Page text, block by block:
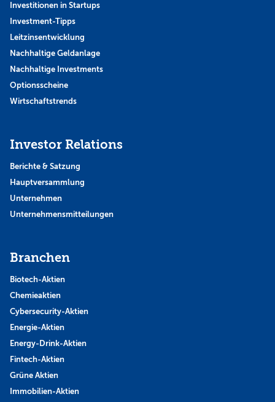
Investitionen in Startups
Investment-Tipps
Leitzinsentwicklung
Nachhaltige Geldanlage
Nachhaltige Investments
Optionsscheine
Wirtschaftstrends
Investor Relations
Berichte & Satzung
Hauptversammlung
Unternehmen
Unternehmensmitteilungen
Branchen
Biotech-Aktien
Chemieaktien
Cybersecurity-Aktien
Energie-Aktien
Energy-Drink-Aktien
Fintech-Aktien
Grüne Aktien
Immobilien-Aktien